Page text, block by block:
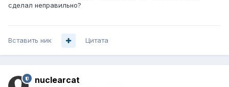
сделал неправильно?
Вставить ник Цитата
nuclearcat